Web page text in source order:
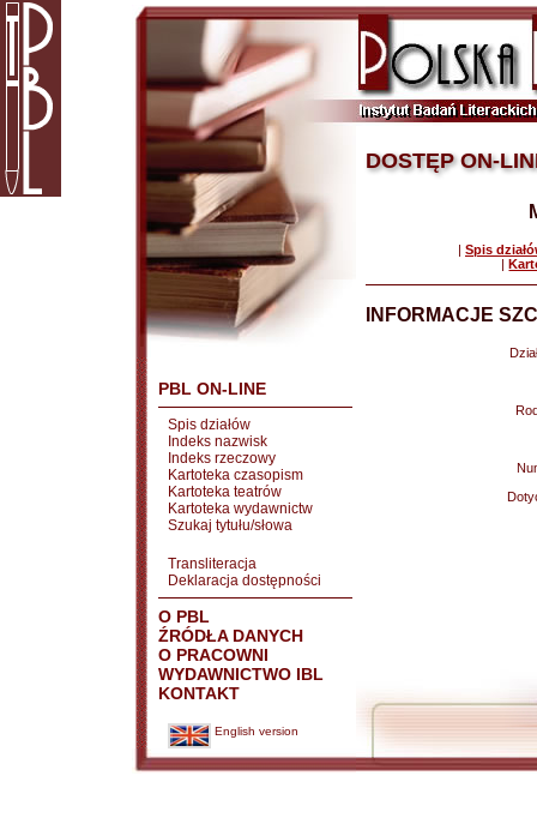
PBL ON-LINE
Spis działów
Indeks nazwisk
Indeks rzeczowy
Kartoteka czasopism
Kartoteka teatrów
Kartoteka wydawnictw
Szukaj tytułu/słowa
Transliteracja
Deklaracja dostępności
O PBL
ŹRÓDŁA DANYCH
O PRACOWNI
WYDAWNICTWO IBL
KONTAKT
English version
DOSTĘP ON-
| Spis
|
INFORMACJE